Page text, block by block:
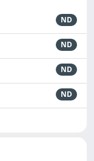
ND
ND
ND
ND